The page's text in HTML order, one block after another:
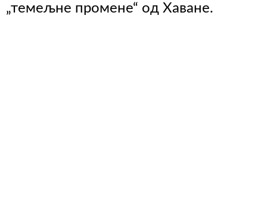
„темељне промене“ од Хаване.